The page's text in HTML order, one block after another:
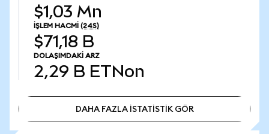
$1,03 Mn
İŞLEM HACMI (24S)
$71,18 B
DOLAŞIMDAKI ARZ
2,29 B ETNon
DAHA FAZLA İSTATİSTİK GÖR